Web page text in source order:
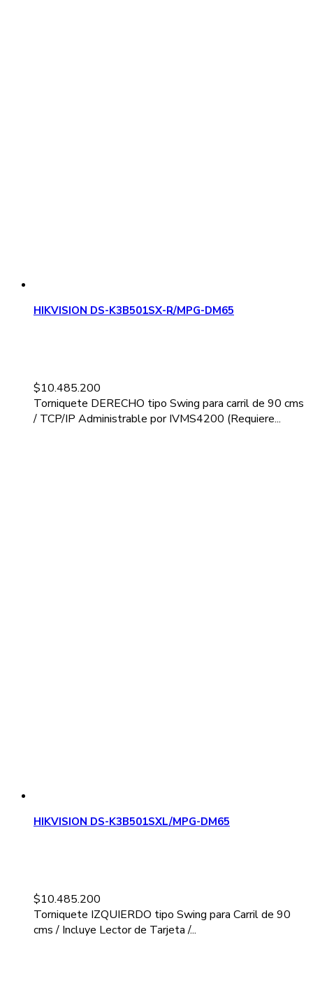
HIKVISION DS-K3B501SX-R/MPG-DM65
$10.485.200
Torniquete DERECHO tipo Swing para carril de 90 cms
/ TCP/IP Administrable por IVMS4200 (Requiere...
HIKVISION DS-K3B501SXL/MPG-DM65
$10.485.200
Torniquete IZQUIERDO tipo Swing para Carril de 90
cms / Incluye Lector de Tarjeta /...